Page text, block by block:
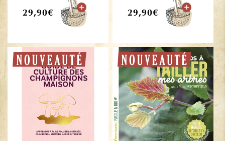
Normaler
29,90€
Normaler
29,90€